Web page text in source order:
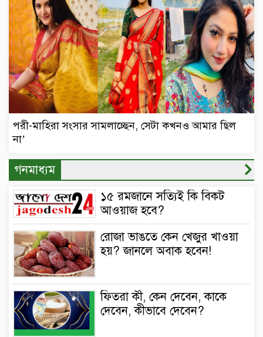
পরী-মাহিরা সংসার সামলাচ্ছেন, সেটা কখনও আমার ছিল
না’
গনমাধ্যম
১৫ রমজানে সত্যিই কি বিকট
আওয়াজ হবে?
রোজা ভাঙতে কেন খেজুর খাওয়া
হয়? জানলে অবাক হবেন!
ফিতরা কী, কেন দেবেন, কাকে
দেবেন, কীভাবে দেবেন?